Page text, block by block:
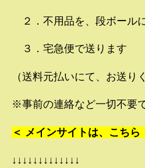
２．不用品を、段ボール
３．宅急便で送ります
（送料元払いにて、お送り
※事前の連絡など一切不要で
＜ メインサイトは、こちら
↓↓↓↓↓↓↓↓↓↓↓↓↓